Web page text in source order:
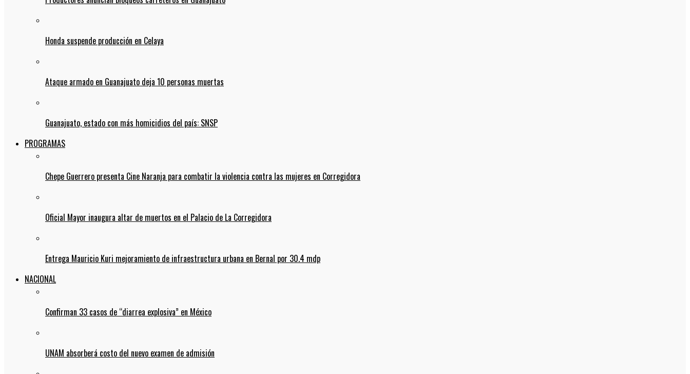
Honda suspende producción en Celaya
Ataque armado en Guanajuato deja 10 personas muertas
Guanajuato, estado con más homicidios del país: SNSP
PROGRAMAS
Chepe Guerrero presenta Cine Naranja para combatir la violencia contra las mujeres en Corregidora
Oficial Mayor inaugura altar de muertos en el Palacio de La Corregidora
Entrega Mauricio Kuri mejoramiento de infraestructura urbana en Bernal por 30.4 mdp
NACIONAL
Confirman 33 casos de “diarrea explosiva” en México
UNAM absorberá costo del nuevo examen de admisión